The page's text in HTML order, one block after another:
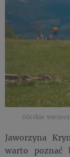
Górskie
Jaworzyna
warto poznać